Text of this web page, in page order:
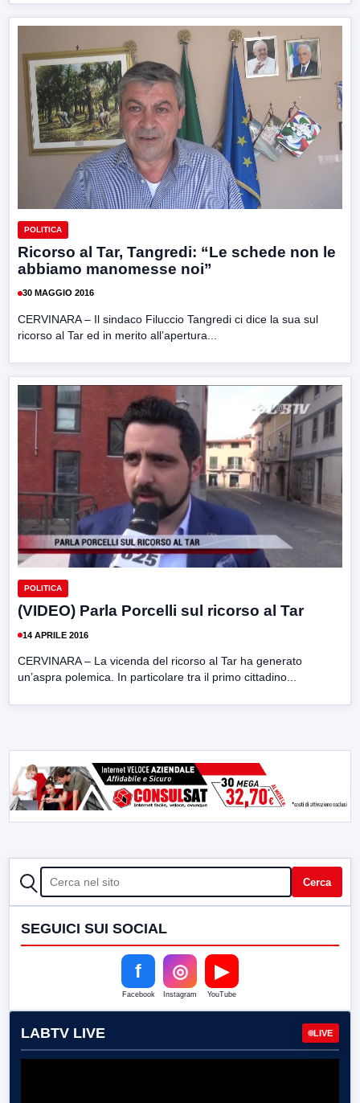
POLITICA
Ricorso al Tar, Tangredi: “Le schede non le
abbiamo manomesse noi”
30 MAGGIO 2016
CERVINARA – Il sindaco Filuccio Tangredi ci dice la sua sul
ricorso al Tar ed in merito all’apertura...
POLITICA
(VIDEO) Parla Porcelli sul ricorso al Tar
14 APRILE 2016
CERVINARA – La vicenda del ricorso al Tar ha generato
un’aspra polemica. In particolare tra il primo cittadino...
CERCA Cerca
SEGUICI SUI SOCIAL
f
Facebook
◎
Instagram
▶
YouTube
LABTV LIVE LIVE